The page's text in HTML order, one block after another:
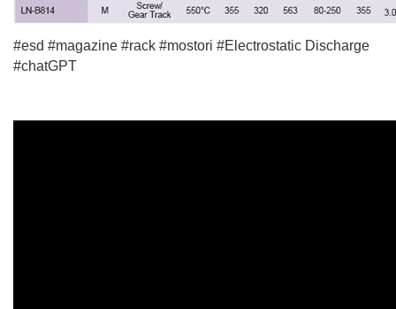
#esd #magazine #rack #mostori #Electrostatic Discharge
#chatGPT